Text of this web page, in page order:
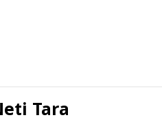
Tara